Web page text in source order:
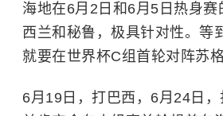
海地在6月2日和6月5日热身赛
西兰和秘鲁，极具针对性。等
就要在世界杯C组首轮对阵苏格
6月19日，打巴西，6月24日